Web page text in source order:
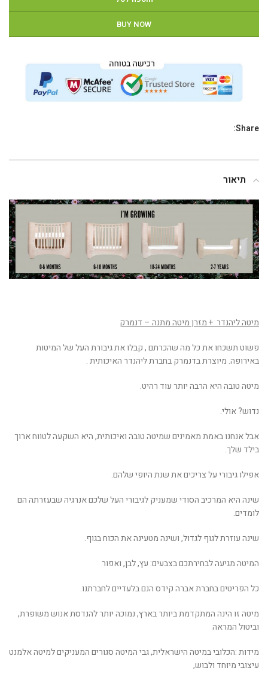
BUY NOW
Share:
תיאור
מיטה ליהנדר + מזרן מיטה מתנה – דנמרק
פשוט תשכחו את כל מה שהכרתם , קבלו את גיבורת העל של המיטות
באירופה. מיוצרת בדנמרק בחברת ליהנדר האיכותית .
מיטה טובה היא הרבה יותר עוד רהיט.
נדוש? אולי.
אבל אנחנו באמת מאמינים שמיטה טובה ואיכותית, היא השקעה לטווח ארוך
בילד שלך.
אפילו גיבורי על צריכים את שנת היופי שלהם.
שינה היא המרכיב הסודי שמעניק לגיבורי העל שלכם אנרגיה שבעזרתה הם
לומדים.
שינה עוזרת לגוף לגדול, ושינה מטעינה את הכוח בגוף.
המיטה מגיעה לבחירתכם בצבעים: עץ, לבן, ואפור
כל הפריטים בחברת אברה קידס הנם בלעדיים לחברתנו.
מיטה זו הינה המתקדמת ביותר בארץ, נמוכה יותר להנדסת אנוש משופרת,
וביטול המראה
מידות :הכלובי במיטה הישראלית, גבי המיטה סגורים המעניקים למיטה אלמנט
עיצובי מיוחד ולבוש,